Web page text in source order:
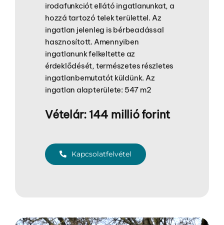
irodafunkciót ellátó ingatlanunkat, a
hozzá tartozó telek területtel. Az
ingatlan jelenleg is bérbeadással
hasznosított. Amennyiben
ingatlanunk felkeltette az
érdeklődését, természetes részletes
ingatlanbemutatót küldünk. Az
ingatlan alapterülete: 547 m2
Vételár: 144 millió forint
Kapcsolatfelvétel